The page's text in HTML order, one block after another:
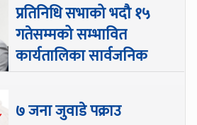
प्रतिनिधि सभाको भदौ १५
गतेसम्मको सम्भावित
कार्यतालिका सार्वजनिक
७ जना जुवाडे पक्राउ